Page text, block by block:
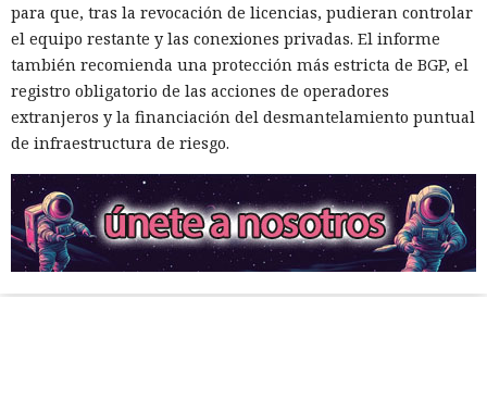
para que, tras la revocación de licencias, pudieran controlar
el equipo restante y las conexiones privadas. El informe
también recomienda una protección más estricta de BGP, el
registro obligatorio de las acciones de operadores
extranjeros y la financiación del desmantelamiento puntual
de infraestructura de riesgo.